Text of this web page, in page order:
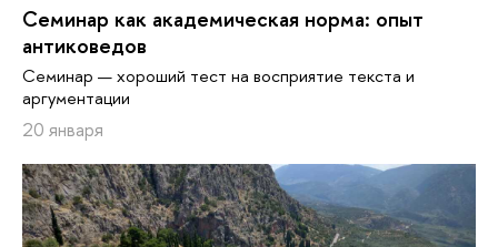
Семинар как академическая норма: опыт
антиковедов
Семинар — хороший тест на восприятие текста и
аргументации
20 января